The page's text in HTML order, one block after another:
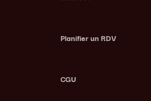
Planifier un RDV
CGU